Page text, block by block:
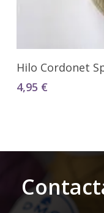
Hilo Cordonet
4,95 €